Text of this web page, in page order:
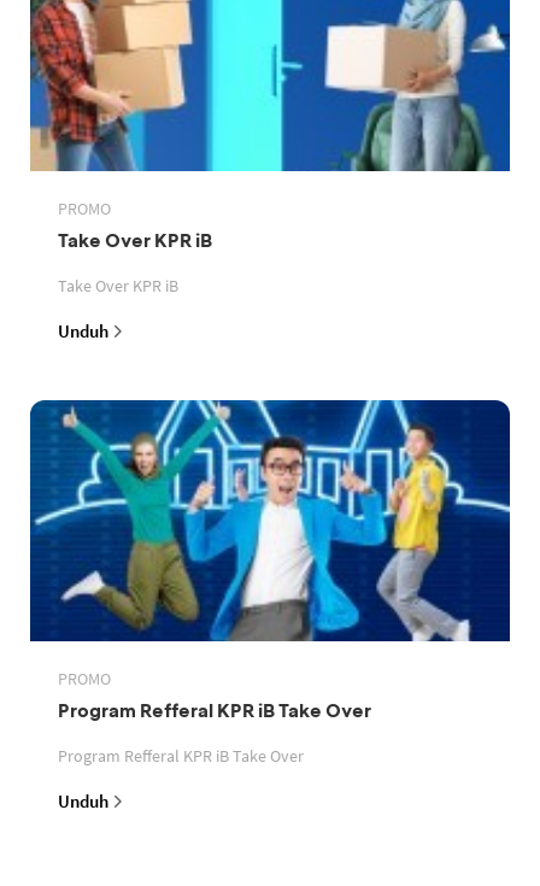
PROMO
Take Over KPR iB
Take Over KPR iB
Unduh
PROMO
Program Refferal KPR iB Take Over
Program Refferal KPR iB Take Over
Unduh